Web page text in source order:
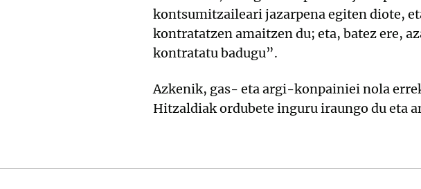
kontsumitzaileari jazarpena egiten diote,
kontratatzen amaitzen du; eta, batez ere,
kontratatu badugu”.
Azkenik, gas- eta argi-konpainiei nola
Hitzaldiak ordubete inguru iraungo du eta